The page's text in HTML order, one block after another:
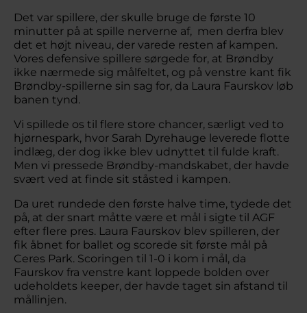
Det var spillere, der skulle bruge de første 10
minutter på at spille nerverne af, men derfra blev
det et højt niveau, der varede resten af kampen.
Vores defensive spillere sørgede for, at Brøndby
ikke nærmede sig målfeltet, og på venstre kant fik
Brøndby-spillerne sin sag for, da Laura Faurskov løb
banen tynd.
Vi spillede os til flere store chancer, særligt ved to
hjørnespark, hvor Sarah Dyrehauge leverede flotte
indlæg, der dog ikke blev udnyttet til fulde kraft.
Men vi pressede Brøndby-mandskabet, der havde
svært ved at finde sit ståsted i kampen.
Da uret rundede den første halve time, tydede det
på, at der snart måtte være et mål i sigte til AGF
efter flere pres. Laura Faurskov blev spilleren, der
fik åbnet for ballet og scorede sit første mål på
Ceres Park. Scoringen til 1-0 i kom i mål, da
Faurskov fra venstre kant loppede bolden over
udeholdets keeper, der havde taget sin afstand til
mållinjen.